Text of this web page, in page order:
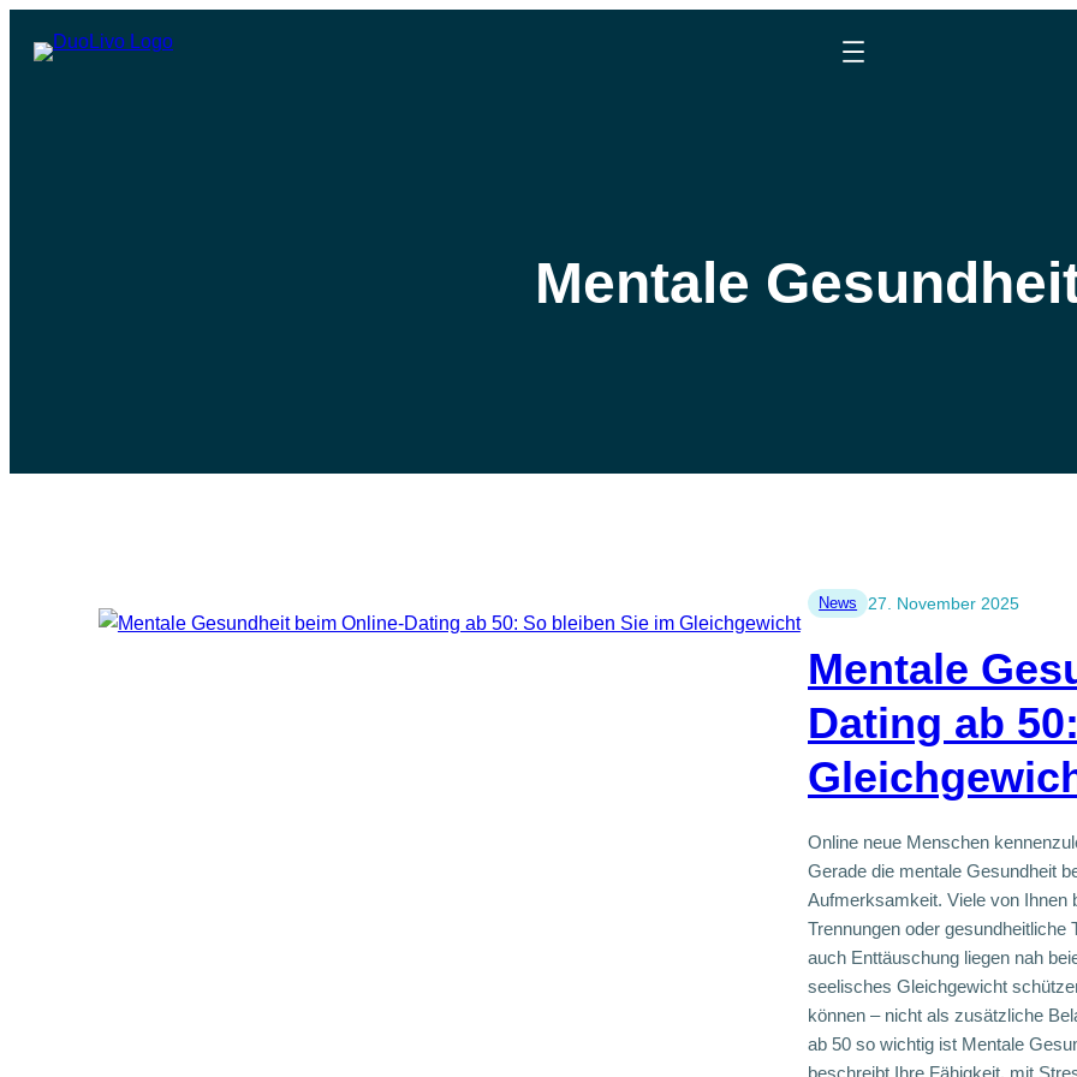
Mentale
News 27. November 2025
Mentale
Dating ab
Online neue Menschen
Gerade die mentale Gesundheit
Aufmerksamkeit. Viele von Ihnen
Trennungen oder
auch Enttäuschung liegen nah
seelisches Gleichgewicht
können – nicht als zusätzliche
ab 50 so wichtig ist Mentale
beschreibt Ihre Fähigkeit, mit